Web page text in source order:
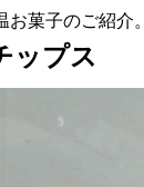
菓子のご紹介。
ップス